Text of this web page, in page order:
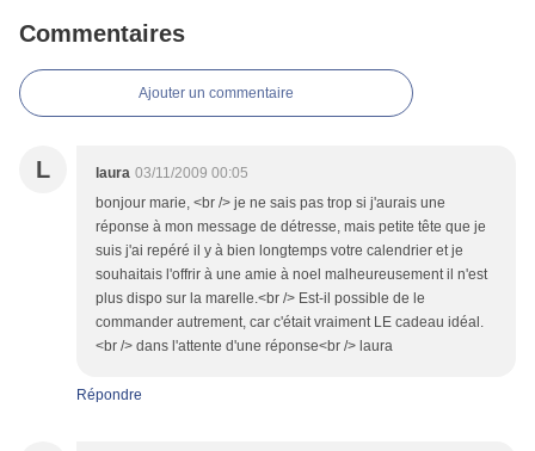
Commentaires
Ajouter un commentaire
L laura 03/11/2009 00:05
bonjour marie, <br /> je ne sais pas trop si j'aurais une
réponse à mon message de détresse, mais petite tête que je
suis j'ai repéré il y à bien longtemps votre calendrier et je
souhaitais l'offrir à une amie à noel malheureusement il n'est
plus dispo sur la marelle.<br /> Est-il possible de le
commander autrement, car c'était vraiment LE cadeau idéal.
<br /> dans l'attente d'une réponse<br /> laura
Répondre